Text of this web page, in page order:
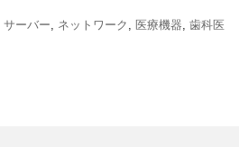
サーバー, ネットワーク , 医療機器, 歯科医